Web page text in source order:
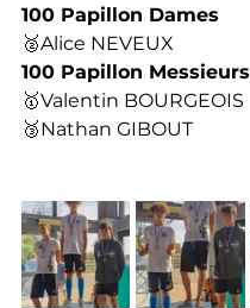
100 Papillon Dames
🥈Alice NEVEUX
100 Papillon Messieurs
🥇Valentin BOURGEOIS
🥉Nathan GIBOUT